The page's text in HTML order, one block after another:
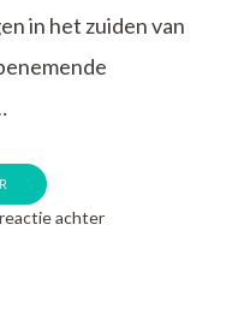
in het zuiden van
achterop